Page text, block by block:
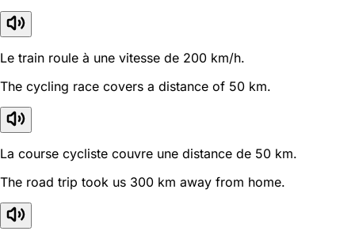
Le train roule à une vitesse de 200 km/h.
The cycling race covers a distance of 50 km.
La course cycliste couvre une distance de 50 km.
The road trip took us 300 km away from home.